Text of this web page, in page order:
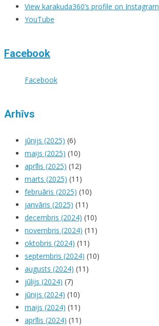
View karakuda360’s profile on Instagram
YouTube
Facebook
Facebook
Arhīvs
jūnijs (2025) (6)
maijs (2025) (10)
aprīlis (2025) (12)
marts (2025) (11)
februāris (2025) (10)
janvāris (2025) (11)
decembris (2024) (10)
novembris (2024) (11)
oktobris (2024) (11)
septembris (2024) (10)
augusts (2024) (11)
jūlijs (2024) (7)
jūnijs (2024) (10)
maijs (2024) (11)
aprīlis (2024) (11)